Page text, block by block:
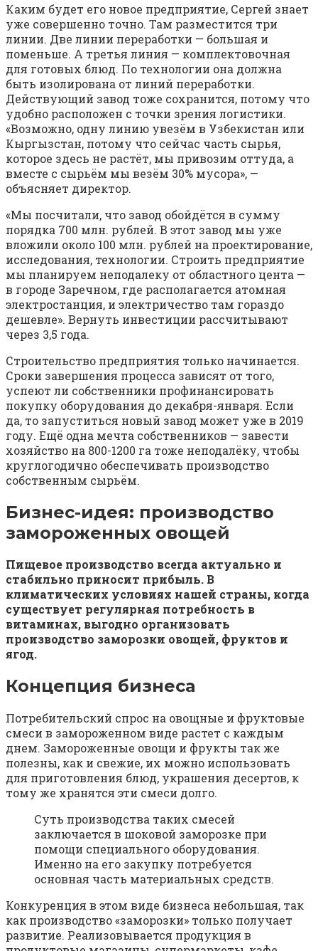
Каким будет его новое предприятие, Сергей знает
уже совершенно точно. Там разместится три
линии. Две линии переработки — большая и
поменьше. А третья линия — комплектовочная
для готовых блюд. По технологии она должна
быть изолирована от линий переработки.
Действующий завод тоже сохранится, потому что
удобно расположен с точки зрения логистики.
«Возможно, одну линию увезём в Узбекистан или
Кыргызстан, потому что сейчас часть сырья,
которое здесь не растёт, мы привозим оттуда, а
вместе с сырьём мы везём 30% мусора», —
объясняет директор.
«Мы посчитали, что завод обойдётся в сумму
порядка 700 млн. рублей. В этот завод мы уже
вложили около 100 млн. рублей на проектирование,
исследования, технологии. Строить предприятие
мы планируем неподалеку от областного цента —
в городе Заречном, где располагается атомная
электростанция, и электричество там гораздо
дешевле». Вернуть инвестиции рассчитывают
через 3,5 года.
Строительство предприятия только начинается.
Сроки завершения процесса зависят от того,
успеют ли собственники профинансировать
покупку оборудования до декабря-января. Если
да, то запуститься новый завод может уже в 2019
году. Ещё одна мечта собственников — завести
хозяйство на 800-1200 га тоже неподалёку, чтобы
круглогодично обеспечивать производство
собственным сырьём.
Бизнес-идея: производство
замороженных овощей
Пищевое производство всегда актуально и
стабильно приносит прибыль. В
климатических условиях нашей страны, когда
существует регулярная потребность в
витаминах, выгодно организовать
производство заморозки овощей, фруктов и
ягод.
Концепция бизнеса
Потребительский спрос на овощные и фруктовые
смеси в замороженном виде растет с каждым
днем. Замороженные овощи и фрукты так же
полезны, как и свежие, их можно использовать
для приготовления блюд, украшения десертов, к
тому же хранятся эти смеси долго.
Суть производства таких смесей
заключается в шоковой заморозке при
помощи специального оборудования.
Именно на его закупку потребуется
основная часть материальных средств.
Конкуренция в этом виде бизнеса небольшая, так
как производство «заморозки» только получает
развитие. Реализовывается продукция в